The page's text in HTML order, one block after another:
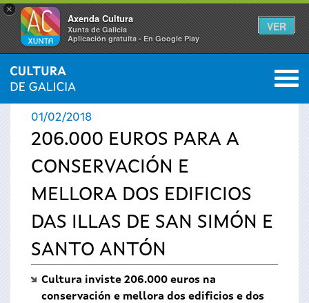
×
Axenda Cultura
Xunta de Galicia
Aplicación gratuíta - En Google Play
VER
Vostede
está
aquí
INICIO › ACTUALIDADE 0
01/02/2018
206.000 EUROS PARA A
CONSERVACIÓN E
MELLORA DOS EDIFICIOS
DAS ILLAS DE SAN SIMÓN E
SANTO ANTÓN
Cultura inviste 206.000 euros na
conservación e mellora dos edificios e dos